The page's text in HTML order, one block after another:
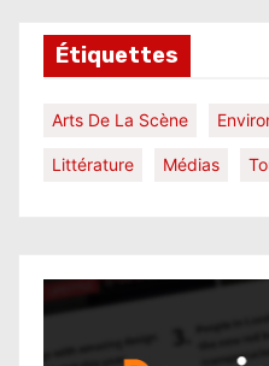
Étiquettes
Arts De La Scène
Littérature Médias